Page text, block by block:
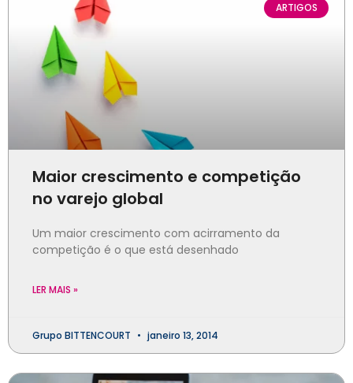
ARTIGOS
Maior crescimento e competição
no varejo global
Um maior crescimento com acirramento da
competição é o que está desenhado
LER MAIS »
Grupo BITTENCOURT janeiro 13, 2014